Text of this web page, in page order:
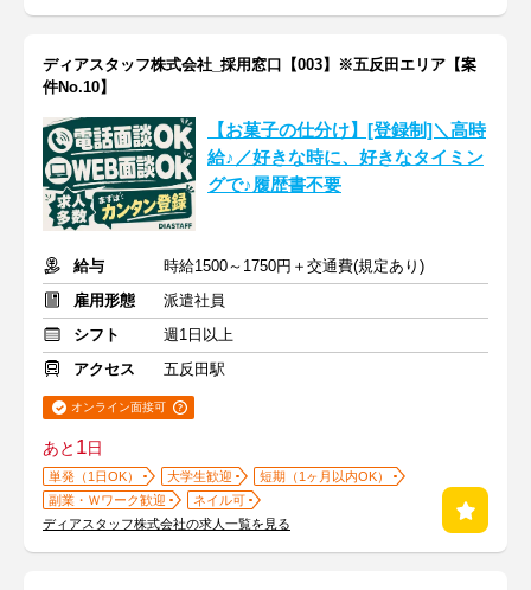
ディアスタッフ株式会社_採用窓口【003】※五反田エリア【案
件No.10】
【お菓子の仕分け】[登録制]＼高時
給♪／好きな時に、好きなタイミン
グで♪履歴書不要
給与
時給1500～1750円＋交通費(規定あり)
雇用形態
派遣社員
シフト
週1日以上
アクセス
五反田駅
オンライン面接可
あと 1日
単発（1日OK） 大学生歓迎
短期（1ヶ月以内OK）
副業・Ｗワーク歓迎
ネイル可
ディアスタッフ株式会社の求人一覧を見る